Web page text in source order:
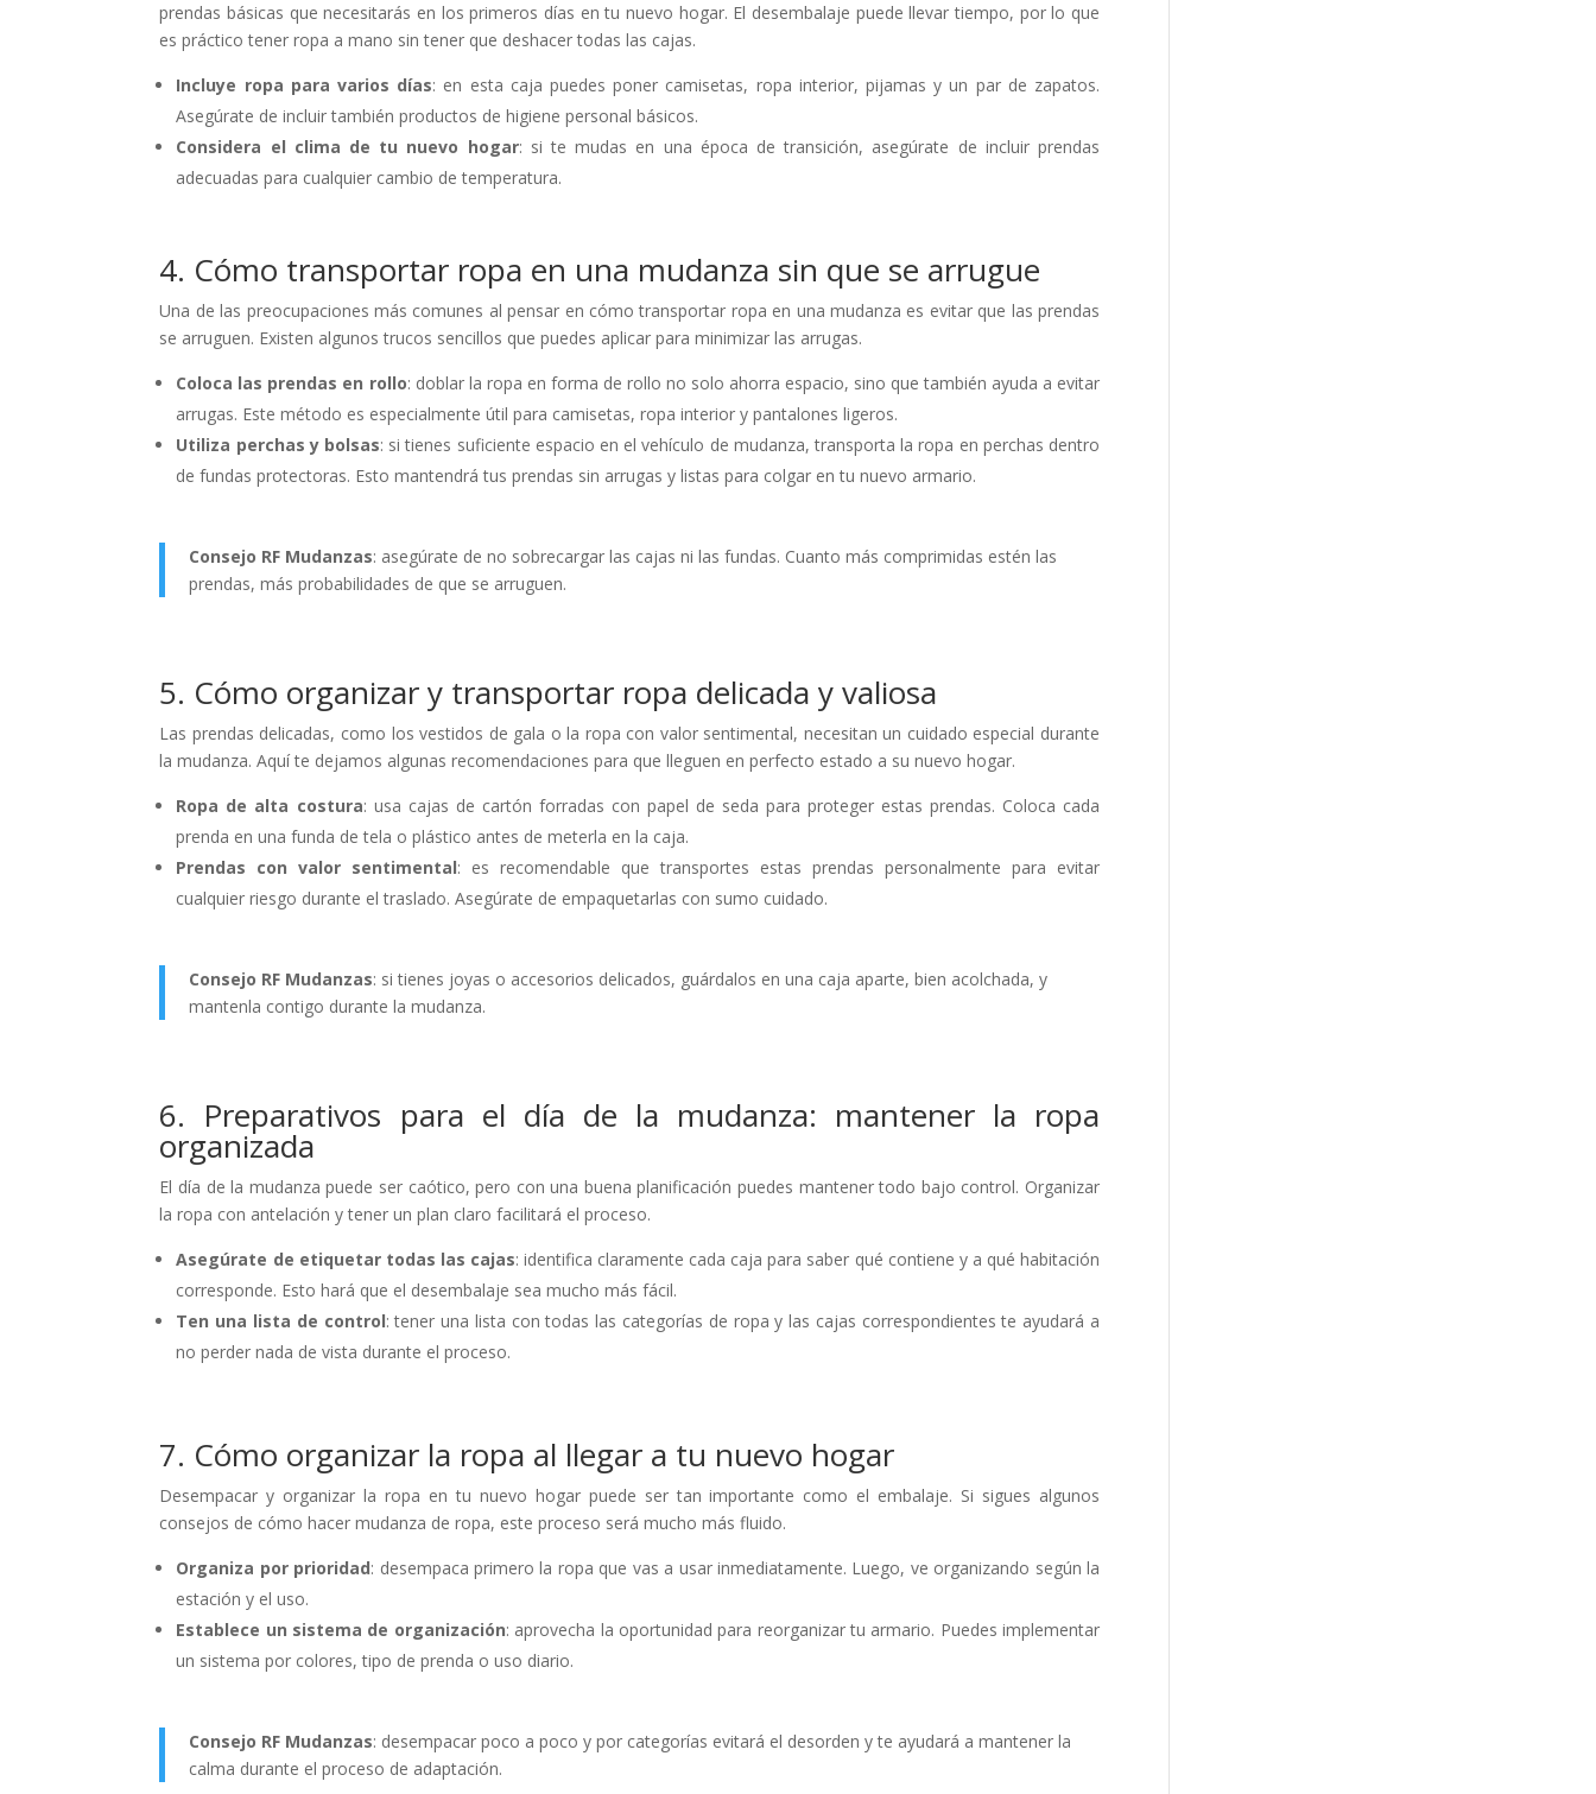
prendas básicas que necesitarás en los primeros días en tu nuevo hogar. El desembalaje puede llevar tiempo, por lo que
es práctico tener ropa a mano sin tener que deshacer todas las cajas.
Incluye ropa para varios días: en esta caja puedes poner camisetas, ropa interior, pijamas y un par de zapatos.
Asegúrate de incluir también productos de higiene personal básicos.
Considera el clima de tu nuevo hogar: si te mudas en una época de transición, asegúrate de incluir prendas
adecuadas para cualquier cambio de temperatura.
4. Cómo transportar ropa en una mudanza sin que se arrugue
Una de las preocupaciones más comunes al pensar en cómo transportar ropa en una mudanza es evitar que las prendas
se arruguen. Existen algunos trucos sencillos que puedes aplicar para minimizar las arrugas.
Coloca las prendas en rollo: doblar la ropa en forma de rollo no solo ahorra espacio, sino que también ayuda a evitar
arrugas. Este método es especialmente útil para camisetas, ropa interior y pantalones ligeros.
Utiliza perchas y bolsas: si tienes suficiente espacio en el vehículo de mudanza, transporta la ropa en perchas dentro
de fundas protectoras. Esto mantendrá tus prendas sin arrugas y listas para colgar en tu nuevo armario.
Consejo RF Mudanzas: asegúrate de no sobrecargar las cajas ni las fundas. Cuanto más comprimidas estén las
prendas, más probabilidades de que se arruguen.
5. Cómo organizar y transportar ropa delicada y valiosa
Las prendas delicadas, como los vestidos de gala o la ropa con valor sentimental, necesitan un cuidado especial durante
la mudanza. Aquí te dejamos algunas recomendaciones para que lleguen en perfecto estado a su nuevo hogar.
Ropa de alta costura: usa cajas de cartón forradas con papel de seda para proteger estas prendas. Coloca cada
prenda en una funda de tela o plástico antes de meterla en la caja.
Prendas con valor sentimental: es recomendable que transportes estas prendas personalmente para evitar
cualquier riesgo durante el traslado. Asegúrate de empaquetarlas con sumo cuidado.
Consejo RF Mudanzas: si tienes joyas o accesorios delicados, guárdalos en una caja aparte, bien acolchada, y
mantenla contigo durante la mudanza.
6. Preparativos para el día de la mudanza: mantener la ropa
organizada
El día de la mudanza puede ser caótico, pero con una buena planificación puedes mantener todo bajo control. Organizar
la ropa con antelación y tener un plan claro facilitará el proceso.
Asegúrate de etiquetar todas las cajas: identifica claramente cada caja para saber qué contiene y a qué habitación
corresponde. Esto hará que el desembalaje sea mucho más fácil.
Ten una lista de control: tener una lista con todas las categorías de ropa y las cajas correspondientes te ayudará a
no perder nada de vista durante el proceso.
7. Cómo organizar la ropa al llegar a tu nuevo hogar
Desempacar y organizar la ropa en tu nuevo hogar puede ser tan importante como el embalaje. Si sigues algunos
consejos de cómo hacer mudanza de ropa, este proceso será mucho más fluido.
Organiza por prioridad: desempaca primero la ropa que vas a usar inmediatamente. Luego, ve organizando según la
estación y el uso.
Establece un sistema de organización: aprovecha la oportunidad para reorganizar tu armario. Puedes implementar
un sistema por colores, tipo de prenda o uso diario.
Consejo RF Mudanzas: desempacar poco a poco y por categorías evitará el desorden y te ayudará a mantener la
calma durante el proceso de adaptación.